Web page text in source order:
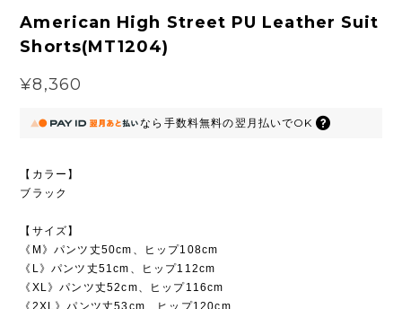
American High Street PU Leather Suit
Shorts(MT1204)
¥8,360
なら 手数料無料の翌月払いでOK
【カラー】
ブラック
【サイズ】
《M》パンツ丈50cm、ヒップ108cm
《L》パンツ丈51cm、ヒップ112cm
《XL》パンツ丈52cm、ヒップ116cm
《2XL》パンツ丈53cm、ヒップ120cm